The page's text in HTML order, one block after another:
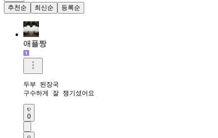
추천순
최신순 등록순
애플짱
두부 된장국
구수하게 잘 챙기셨어요
0